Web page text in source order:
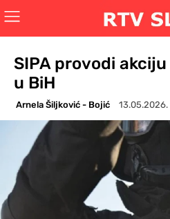
SIPA provodi
u BiH
Arnela Šiljković - Bojić 13.05.2026.